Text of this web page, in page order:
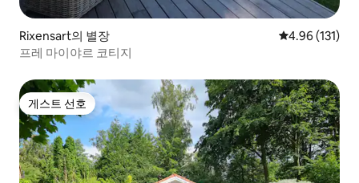
Rixensart의 별장 평점 4.96점(5
4.96 (131)
프레 마이야르 코티지
게스트 선호
게스트 선호